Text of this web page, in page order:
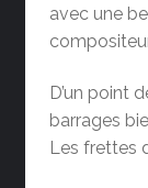
avec une
D’un point
barrages
Les frettes